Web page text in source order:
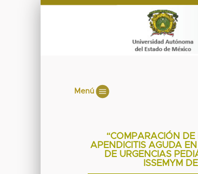
Menú
“COMPARACIÓN
APENDICITIS AGUDA
DE URGENCIAS
ISSEMYM